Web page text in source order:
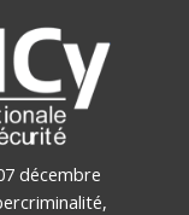
décembre